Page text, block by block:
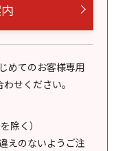
めてのお客様専用
せください。
除く）
えのないようご注